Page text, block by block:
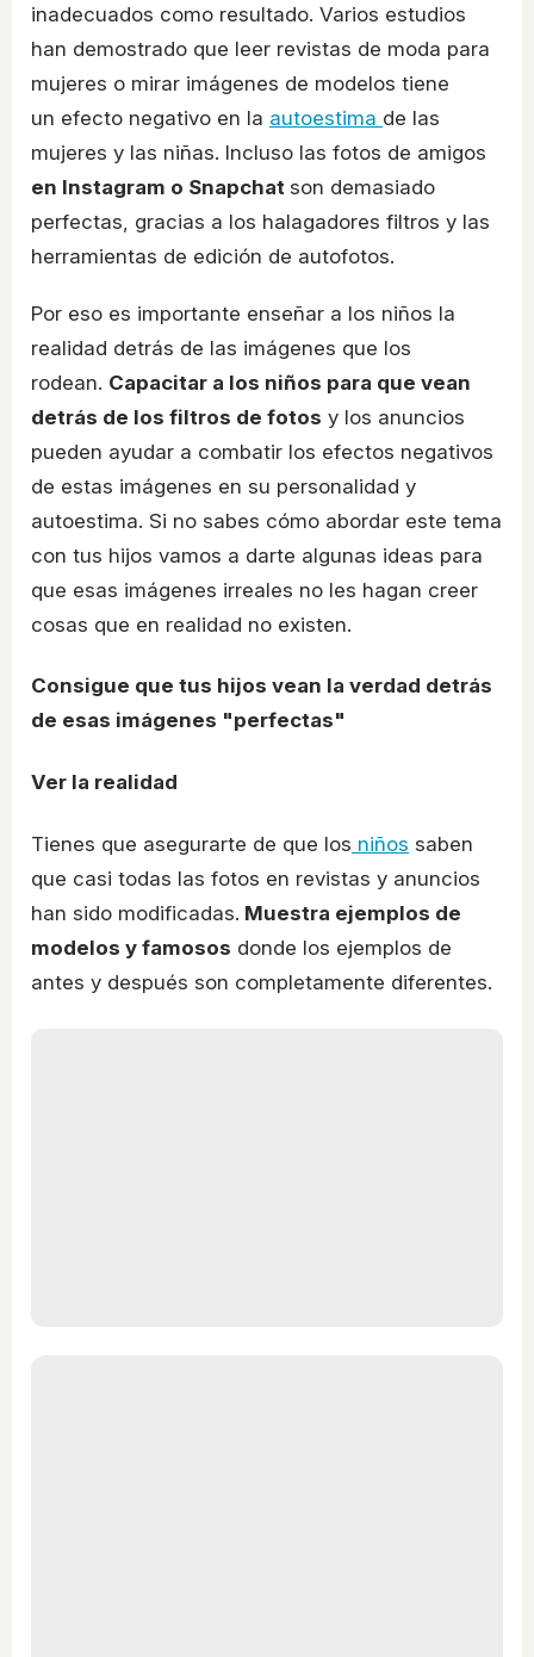
inadecuados como resultado. Varios estudios
han demostrado que leer revistas de moda para
mujeres o mirar imágenes de modelos tiene
un efecto negativo en la autoestima de las
mujeres y las niñas. Incluso las fotos de amigos
en Instagram o Snapchat son demasiado
perfectas, gracias a los halagadores filtros y las
herramientas de edición de autofotos.
Por eso es importante enseñar a los niños la
realidad detrás de las imágenes que los
rodean. Capacitar a los niños para que vean
detrás de los filtros de fotos y los anuncios
pueden ayudar a combatir los efectos negativos
de estas imágenes en su personalidad y
autoestima. Si no sabes cómo abordar este tema
con tus hijos vamos a darte algunas ideas para
que esas imágenes irreales no les hagan creer
cosas que en realidad no existen.
Consigue que tus hijos vean la verdad detrás
de esas imágenes "perfectas"
Ver la realidad
Tienes que asegurarte de que los niños saben
que casi todas las fotos en revistas y anuncios
han sido modificadas. Muestra ejemplos de
modelos y famosos donde los ejemplos de
antes y después son completamente diferentes.